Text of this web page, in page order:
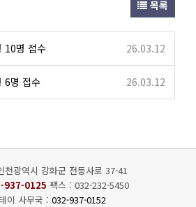
목록
10명 접수 26.03.12
6명 접수 26.03.12
천광역시 강화군 전등사로 37-41
937-0125 팩스 : 032-232-5450
이 사무국 : 032-937-0152